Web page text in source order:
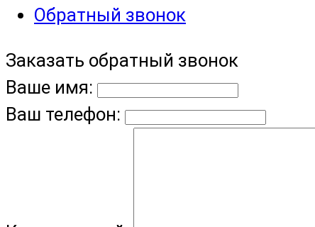
Обратный звонок
Заказать обратный звонок
Ваше имя:
Ваш телефон: